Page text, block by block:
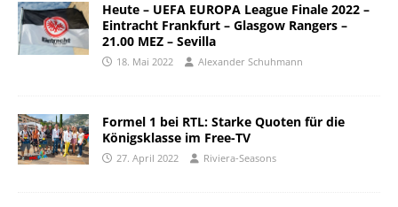
Heute – UEFA EUROPA League Finale 2022 –
Eintracht Frankfurt – Glasgow Rangers –
21.00 MEZ – Sevilla
18. Mai 2022 Alexander Schuhmann
Formel 1 bei RTL: Starke Quoten für die
Königsklasse im Free-TV
27. April 2022 Riviera-Seasons